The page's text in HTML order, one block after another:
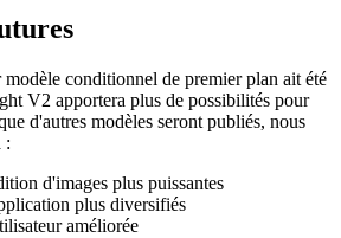
conditionnel de premier plan ait été
V2 apportera plus de possibilités pour
d'autres modèles seront publiés, nous
:
d'images plus puissantes
plus diversifiés
améliorée